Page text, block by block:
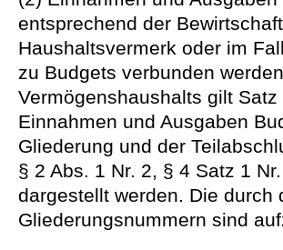
entsprechend der
Haushaltsvermerk oder im
zu Budgets verbunden
Vermögenshaushalts gilt
Einnahmen und Ausgaben
Gliederung und der
§ 2 Abs. 1 Nr. 2, § 4 Satz 1
dargestellt werden. Die
Gliederungsnummern sind